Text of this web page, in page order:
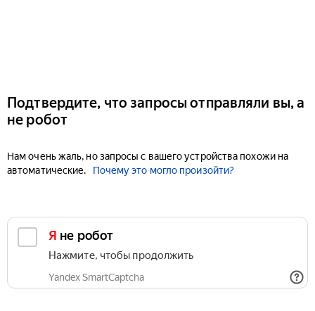
Подтвердите, что запросы отправляли вы, а
не робот
Нам очень жаль, но запросы с вашего устройства похожи на
автоматические.
Почему это могло произойти?
Я не робот
Нажмите, чтобы продолжить
Yandex SmartCaptcha